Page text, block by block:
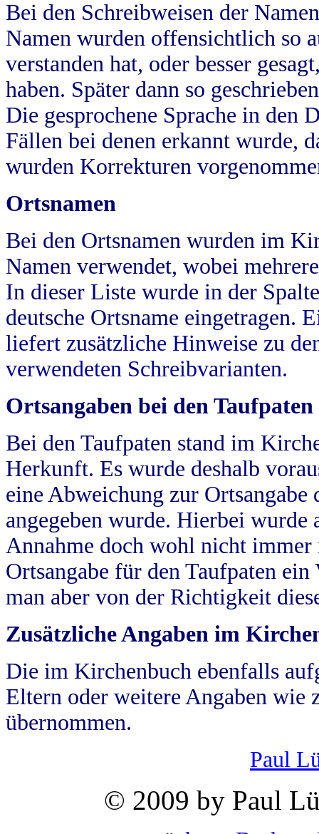
Bei den Schreibweisen der
Namen wurden offensichtlich so
verstanden hat, oder besser
haben. Später dann so
Die gesprochene Sprache in
Fällen bei denen erkannt wurde,
wurden Korrekturen
Ortsnamen
Bei den Ortsnamen wurden im
Namen verwendet, wobei
In dieser Liste wurde in der
deutsche Ortsname eingetragen.
liefert zusätzliche Hinweise zu
verwendeten Schreibvarianten.
Ortsangaben bei den Taufpaten
Bei den Taufpaten stand im
Herkunft. Es wurde deshalb
eine Abweichung zur
angegeben wurde. Hierbei wurde
Annahme doch wohl nicht
Ortsangabe für den Taufpaten
man aber von der Richtigkeit
Zusätzliche Angaben im
Die im Kirchenbuch ebenfalls
Eltern oder weitere Angaben wie
übernommen.
Paul
© 2009 by Paul